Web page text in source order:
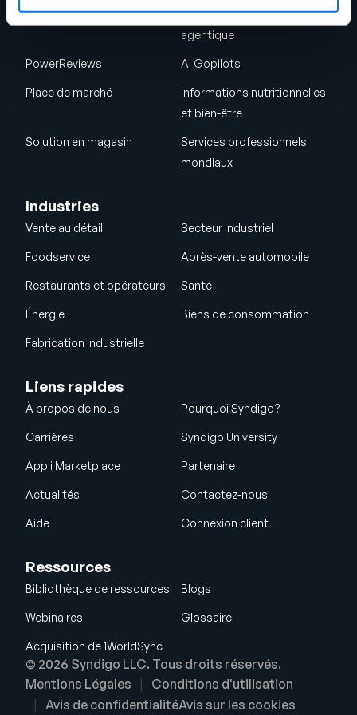
Analyses
Solutions de commerce
agentique
PowerReviews AI Gopilots
Place de marché
Informations nutritionnelles
et bien-être
Solution en magasin
Services professionnels
mondiaux
Industries
Vente au détail Secteur industriel
Foodservice Après-vente automobile
Restaurants et opérateurs Santé
Énergie Biens de consommation
Fabrication industrielle
Liens rapides
À propos de nous Pourquoi Syndigo?
Carrières Syndigo University
Appli Marketplace Partenaire
Actualités Contactez-nous
Aide Connexion client
Ressources
Bibliothèque de ressources Blogs
Webinaires Glossaire
Acquisition de 1WorldSync
© 2026 Syndigo LLC. Tous droits réservés.
Mentions Légales
Conditions d'utilisation
Avis de confidentialitéAvis sur les cookies